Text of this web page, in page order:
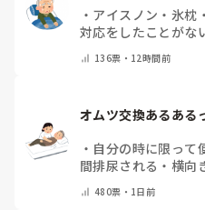
「私はオムツ交換やりません
クを乱すと捉えられると残念
の介助を手伝う事ですかね？
捕まり立ちや、座る動作と同
いのではないでしょうか？
オムツ交換はサ高住なら身体
ら人員は確保されているはず
効率的なのではないですかね
・ アイスノン ・ 氷枕 ・
対応をしたことがな
136票・ 12時間前
オムツ交換あるある
・ 自分の時に限って
間排尿される ・ 横向
まっていると快感
480票・ 1日前